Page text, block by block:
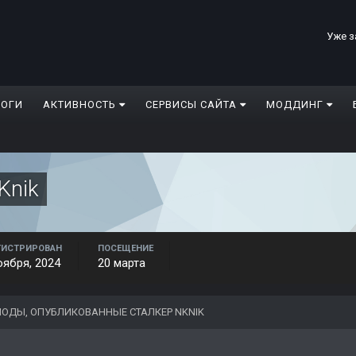
Уже
АКТИВНОСТЬ СЕРВИСЫ САЙТА МОДДИНГ
2024
ПОСЕЩЕНИЕ
20 марта
ОПУБЛИКОВАННЫЕ СТАЛКЕР NKNIK